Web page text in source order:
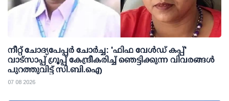
നീറ്റ് ചോദ്യപേപ്പര്‍ ചോര്‍ച്ച: 'ഫിഫ വേള്‍ഡ് കപ്പ്'
വാട്സാപ്പ് ഗ്രൂപ്പ് കേന്ദ്രീകരിച്ച് ഞെട്ടിക്കുന്ന വിവരങ്ങള്‍
പുറത്തുവിട്ട് സി.ബി.ഐ
07 08 2026